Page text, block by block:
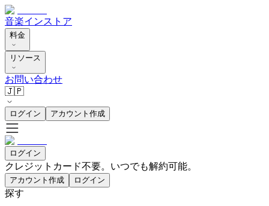
音楽インストア
料金
リソース
お問い合わせ
🇯🇵
ログイン アカウント作成
ログイン
クレジットカード不要。いつでも解約可能。
アカウント作成 ログイン
探す